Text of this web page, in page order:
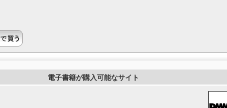
電子書籍が購入可能なサイト